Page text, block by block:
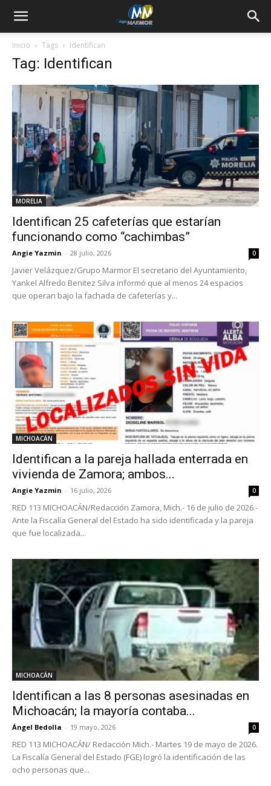
Inicio Tags Identifican
Tag: Identifican
MORELIA
Identifican 25 cafeterías que estarían
funcionando como “cachimbas”
Angie Yazmin - 28 julio, 2026 0
Javier Velázquez/Grupo Marmor El secretario del Ayuntamiento,
Yankel Alfredo Benitez Silva informó que al menos 24 espacios
que operan bajo la fachada de cafeterías y...
MICHOACÁN
Identifican a la pareja hallada enterrada en
vivienda de Zamora; ambos...
Angie Yazmin - 16 julio, 2026 0
RED 113 MICHOACÁN/Redacción Zamora, Mich.- 16 de julio de 2026.-
Ante la Fiscalía General del Estado ha sido identificada y la pareja
que fue localizada...
MICHOACÁN
Identifican a las 8 personas asesinadas en
Michoacán; la mayoría contaba...
Ángel Bedolla - 19 mayo, 2026 0
​RED 113 MICHOACÁN/ Redacción Mich.- Martes 19 de mayo de 2026.
​La Fiscalía General del Estado (FGE) logró la identificación de las
ocho personas que...